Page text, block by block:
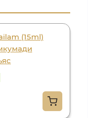
(15ml)